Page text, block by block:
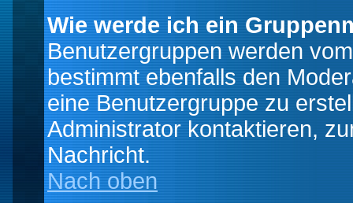
Wie werde ich ein
Benutzergruppen werden
bestimmt ebenfalls den
eine Benutzergruppe zu
Administrator kontaktieren,
Nachricht.
Nach oben